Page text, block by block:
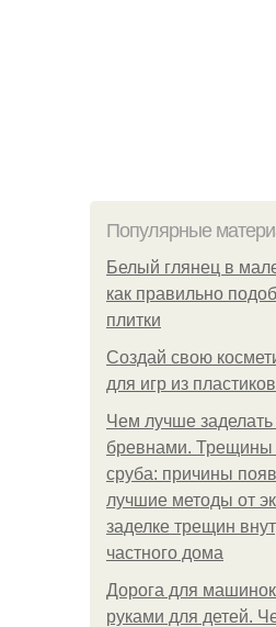
Популярные
Белый глянец в
как правильно
плитки
Создай свою
для игр из
Чем лучше
бревнами. Трещины
сруба: причины
лучшие методы от
заделке трещин
частного дома
Дорога для
руками для детей.